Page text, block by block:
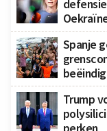
Spanje
Trump